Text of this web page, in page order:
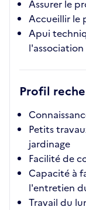
Assurer le
Accueillir le
Apui
l'association
Profil
Petits
jardinage
Facilité de
Capacité à
l'entretien
Travail du